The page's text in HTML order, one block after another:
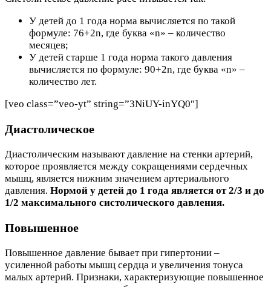
У детей до 1 года норма вычисляется по такой
формуле: 76+2n, где буква «n» – количество
месяцев;
У детей старше 1 года норма такого давления
вычисляется по формуле: 90+2n, где буква «n» –
количество лет.
[veo class=”veo-yt” string=”3NiUY-inYQ0″]
Диастолическое
Диастолическим называют давление на стенки артерий,
которое проявляется между сокращениями сердечных
мышц, является нижним значением артериального
давления. Нормой у детей до 1 года является от 2/3 и до
1/2 максимального систолического давления.
Повышенное
Повышенное давление бывает при гипертонии –
усиленной работы мышц сердца и увеличения тонуса
малых артерий. Признаки, характеризующие повышенное